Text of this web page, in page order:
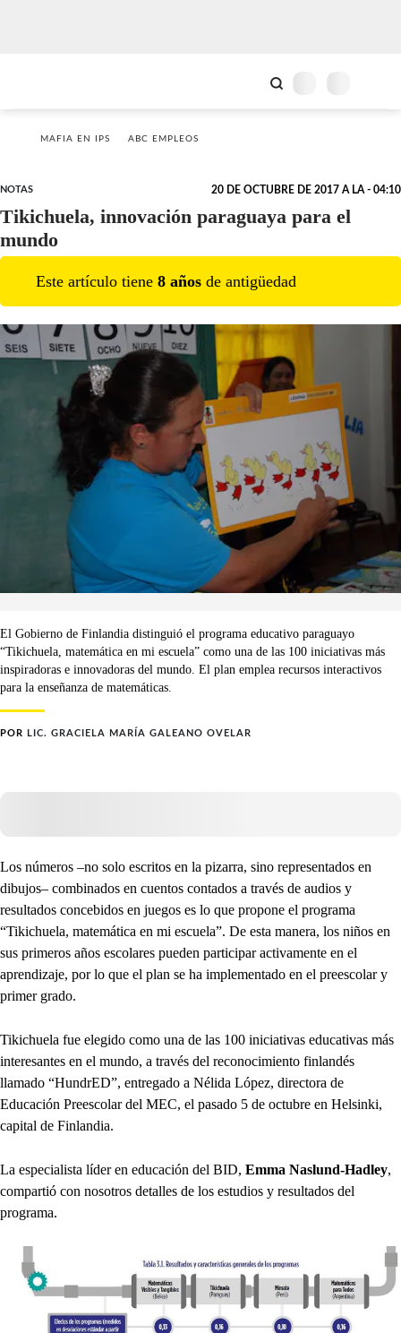
MAFIA EN IPS ABC EMPLEOS
NOTAS 20 DE OCTUBRE DE 2017 A LA - 04:10
Tikichuela, innovación paraguaya para el
mundo
Este artículo tiene 8 años de antigüedad
El Gobierno de Finlandia distinguió el programa educativo paraguayo
“Tikichuela, matemática en mi escuela” como una de las 100 iniciativas más
inspiradoras e innovadoras del mundo. El plan emplea recursos interactivos
para la enseñanza de matemáticas.
POR LIC. GRACIELA MARÍA GALEANO OVELAR
Los números –no solo escritos en la pizarra, sino representados en
dibujos– combinados en cuentos contados a través de audios y
resultados concebidos en juegos es lo que propone el programa
“Tikichuela, matemática en mi escuela”. De esta manera, los niños en
sus primeros años escolares pueden participar activamente en el
aprendizaje, por lo que el plan se ha implementado en el preescolar y
primer grado.
Tikichuela fue elegido como una de las 100 iniciativas educativas más
interesantes en el mundo, a través del reconocimiento finlandés
llamado “HundrED”, entregado a Nélida López, directora de
Educación Preescolar del MEC, el pasado 5 de octubre en Helsinki,
capital de Finlandia.
La especialista líder en educación del BID, Emma Naslund-Hadley,
compartió con nosotros detalles de los estudios y resultados del
programa.